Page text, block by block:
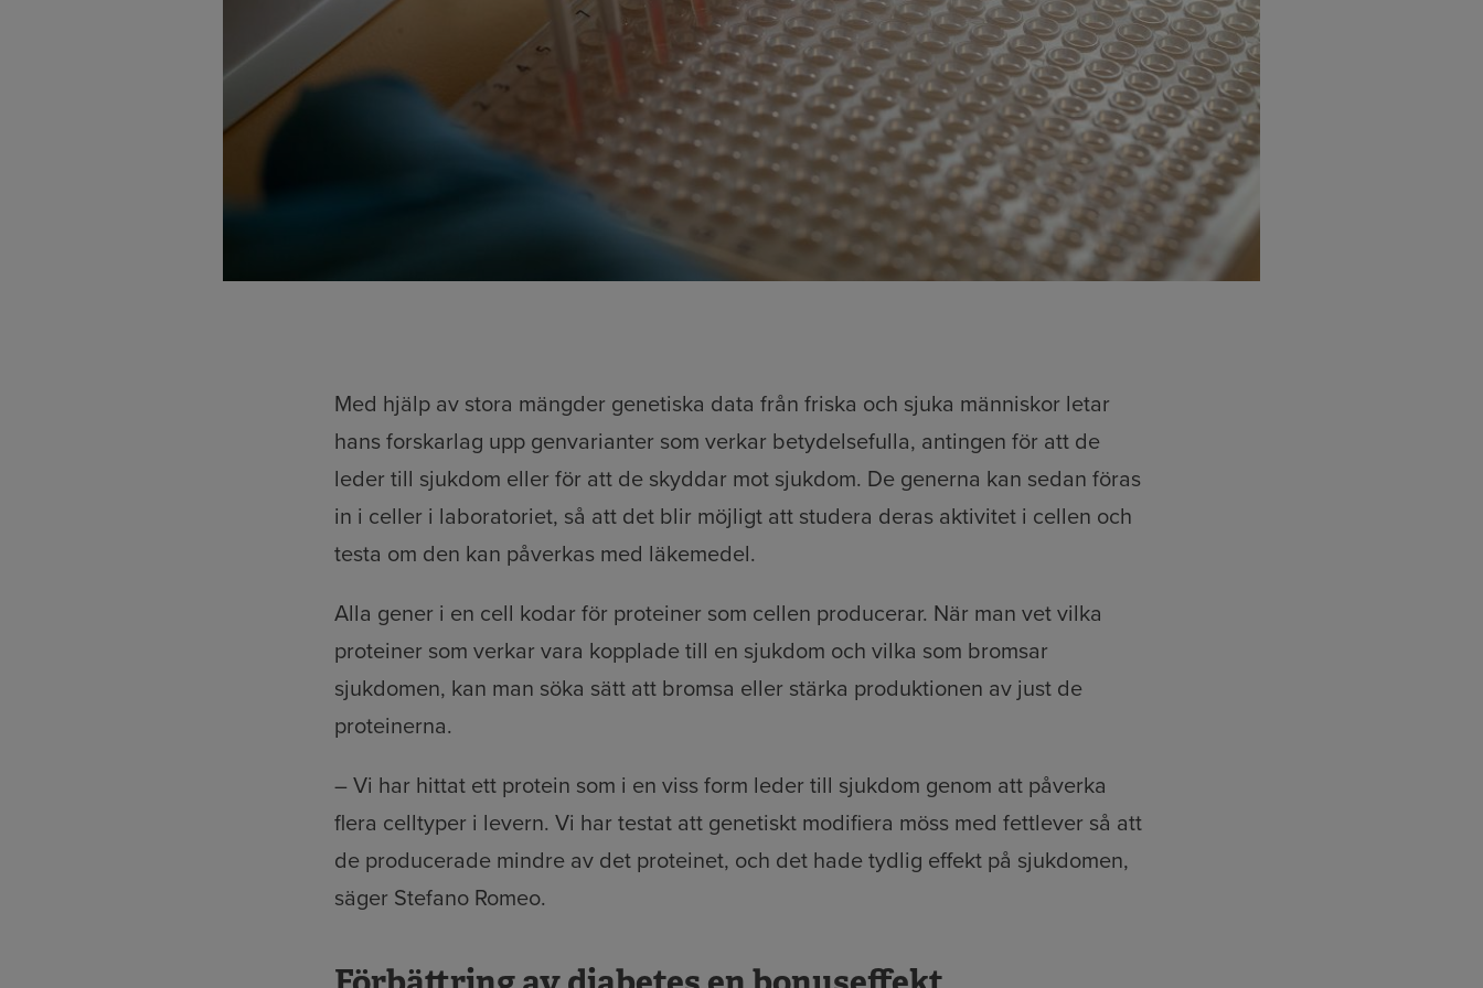
Med hjälp av stora mängder genetiska data från friska och sjuka människor letar
hans forskarlag upp genvarianter som verkar betydelsefulla, antingen för att de
leder till sjukdom eller för att de skyddar mot sjukdom. De generna kan sedan föras
in i celler i laboratoriet, så att det blir möjligt att studera deras aktivitet i cellen och
testa om den kan påverkas med läkemedel.
Alla gener i en cell kodar för proteiner som cellen producerar. När man vet vilka
proteiner som verkar vara kopplade till en sjukdom och vilka som bromsar
sjukdomen, kan man söka sätt att bromsa eller stärka produktionen av just de
proteinerna.
– Vi har hittat ett protein som i en viss form leder till sjukdom genom att påverka
flera celltyper i levern. Vi har testat att genetiskt modifiera möss med fettlever så att
de producerade mindre av det proteinet, och det hade tydlig effekt på sjukdomen,
säger Stefano Romeo.